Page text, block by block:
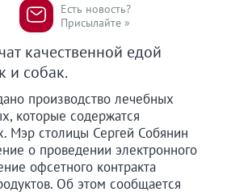
Есть новость?
Присылайте »
качественной едой
и собак.
производство лечебных
которые содержатся
Мэр столицы Сергей Собянин
о проведении электронного
офсетного контракта
Об этом сообщается